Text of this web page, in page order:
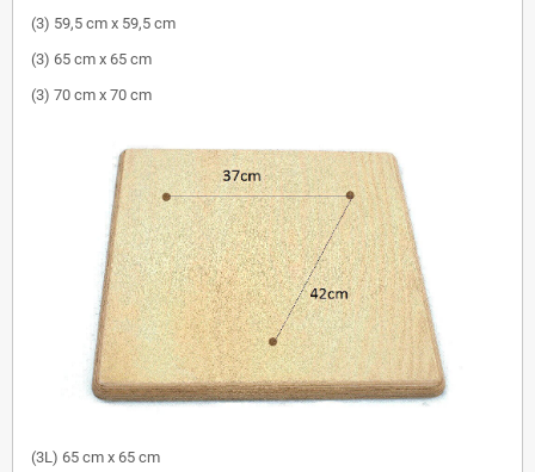
(3) 59,5 cm x 59,5 cm
(3) 65 cm x 65 cm
(3) 70 cm x 70 cm
(3L) 65 cm x 65 cm